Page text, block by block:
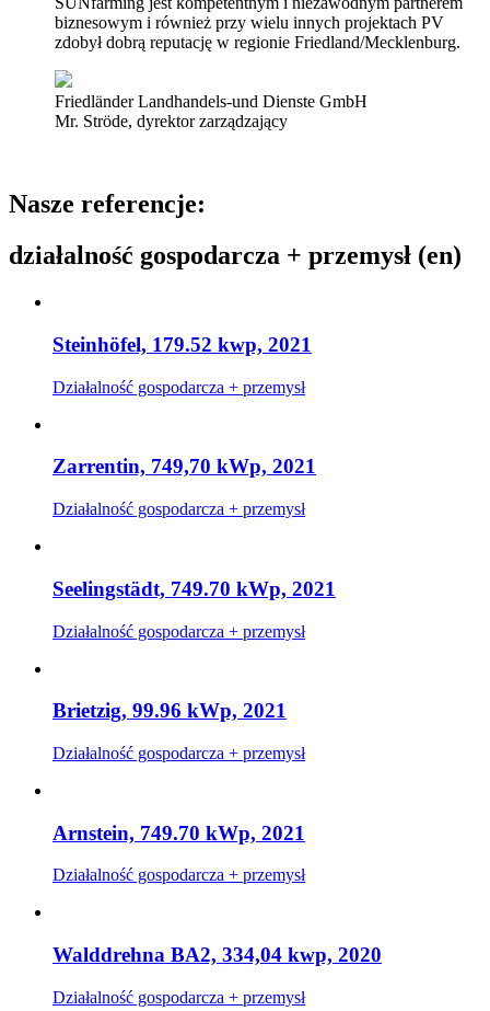
biznesowym i również przy wielu innych projektach PV
zdobył dobrą reputację w regionie Friedland/Mecklenburg.
Friedländer Landhandels-und Dienste GmbH
Mr. Ströde, dyrektor zarządzający
Nasze referencje:
działalność gospodarcza + przemysł (en)
Steinhöfel, 179.52 kwp, 2021
Działalność gospodarcza + przemysł
Zarrentin, 749,70 kWp, 2021
Działalność gospodarcza + przemysł
Seelingstädt, 749.70 kWp, 2021
Działalność gospodarcza + przemysł
Brietzig, 99.96 kWp, 2021
Działalność gospodarcza + przemysł
Arnstein, 749.70 kWp, 2021
Działalność gospodarcza + przemysł
Walddrehna BA2, 334,04 kwp, 2020
Działalność gospodarcza + przemysł